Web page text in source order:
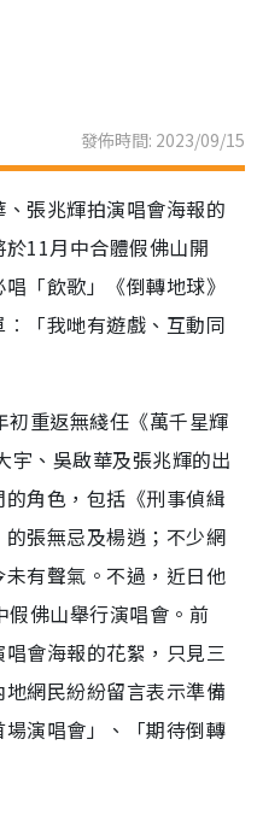
發佈時間: 2023/09/15
張兆輝拍演唱會海報的
11月中合體假佛山開
「飲歌」《倒轉地球》
「我哋有遊戲、互動同
初重返無綫任《萬千星輝
宇、吳啟華及張兆輝的出
角色，包括《刑事偵緝
張無忌及楊逍；不少網
有聲氣。不過，近日他
假佛山舉行演唱會。前
會海報的花絮，只見三
網民紛紛留言表示準備
演唱會」、「期待倒轉